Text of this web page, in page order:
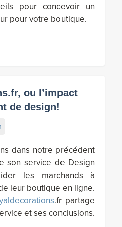
pour concevoir un
pour votre boutique.
ou l’impact
de design!
dans notre précédent
son service de Design
les marchands à
leur boutique en ligne.
.fr partage
et ses conclusions.